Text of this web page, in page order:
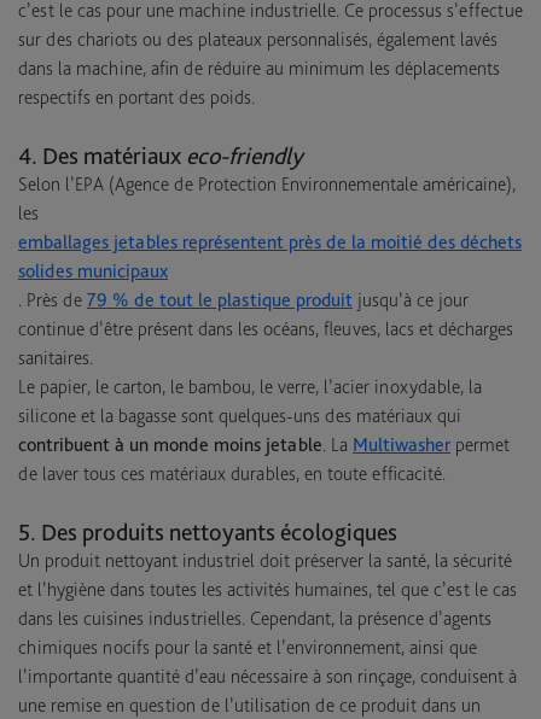
c’est le cas pour une machine industrielle. Ce processus s’effectue
sur des chariots ou des plateaux personnalisés, également lavés
dans la machine, afin de réduire au minimum les déplacements
respectifs en portant des poids.
4. Des matériaux eco-friendly
Selon l’EPA (Agence de Protection Environnementale américaine),
les
emballages jetables représentent près de la moitié des déchets
solides municipaux
. Près de 79 % de tout le plastique produit jusqu’à ce jour
continue d’être présent dans les océans, fleuves, lacs et décharges
sanitaires.
Le papier, le carton, le bambou, le verre, l’acier inoxydable, la
silicone et la bagasse sont quelques-uns des matériaux qui
contribuent à un monde moins jetable. La Multiwasher permet
de laver tous ces matériaux durables, en toute efficacité.
5. Des produits nettoyants écologiques
Un produit nettoyant industriel doit préserver la santé, la sécurité
et l’hygiène dans toutes les activités humaines, tel que c’est le cas
dans les cuisines industrielles. Cependant, la présence d’agents
chimiques nocifs pour la santé et l’environnement, ainsi que
l’importante quantité d’eau nécessaire à son rinçage, conduisent à
une remise en question de l’utilisation de ce produit dans un